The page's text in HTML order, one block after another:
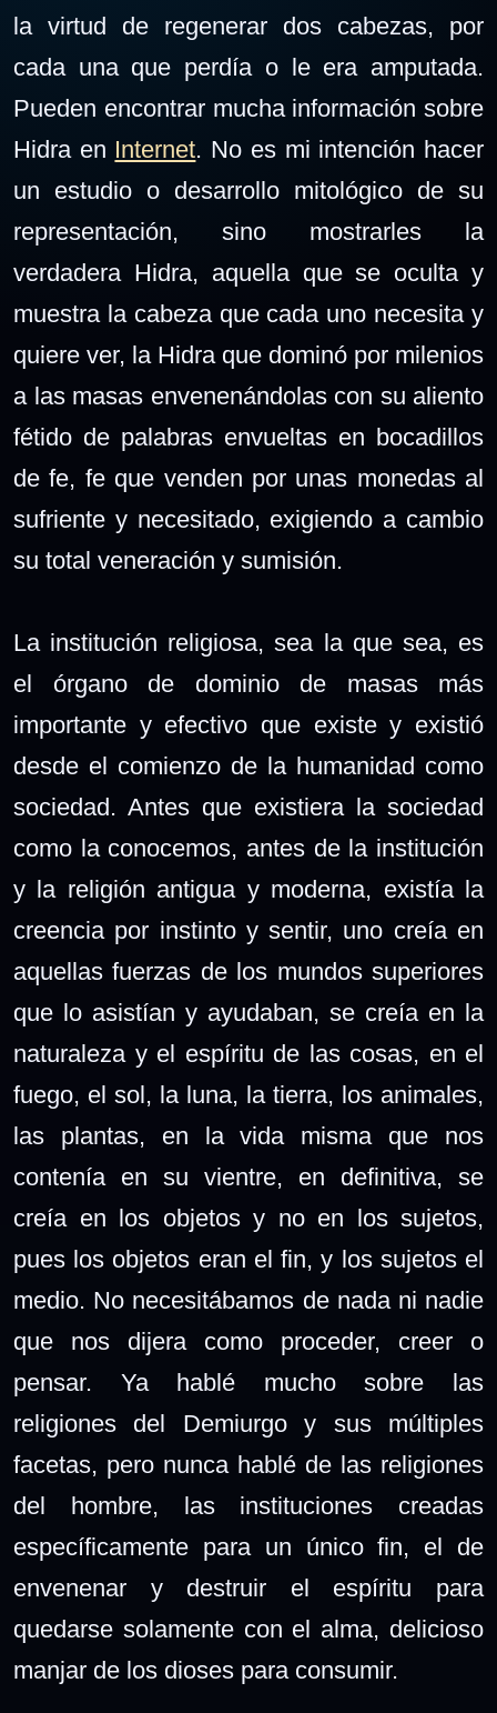
la virtud de regenerar dos cabezas, por
cada una que perdía o le era amputada.
Pueden encontrar mucha información sobre
Hidra en Internet. No es mi intención hacer
un estudio o desarrollo mitológico de su
representación, sino mostrarles la
verdadera Hidra, aquella que se oculta y
muestra la cabeza que cada uno necesita y
quiere ver, la Hidra que dominó por milenios
a las masas envenenándolas con su aliento
fétido de palabras envueltas en bocadillos
de fe, fe que venden por unas monedas al
sufriente y necesitado, exigiendo a cambio
su total veneración y sumisión.
La institución religiosa, sea la que sea, es
el órgano de dominio de masas más
importante y efectivo que existe y existió
desde el comienzo de la humanidad como
sociedad. Antes que existiera la sociedad
como la conocemos, antes de la institución
y la religión antigua y moderna, existía la
creencia por instinto y sentir, uno creía en
aquellas fuerzas de los mundos superiores
que lo asistían y ayudaban, se creía en la
naturaleza y el espíritu de las cosas, en el
fuego, el sol, la luna, la tierra, los animales,
las plantas, en la vida misma que nos
contenía en su vientre, en definitiva, se
creía en los objetos y no en los sujetos,
pues los objetos eran el fin, y los sujetos el
medio. No necesitábamos de nada ni nadie
que nos dijera como proceder, creer o
pensar. Ya hablé mucho sobre las
religiones del Demiurgo y sus múltiples
facetas, pero nunca hablé de las religiones
del hombre, las instituciones creadas
específicamente para un único fin, el de
envenenar y destruir el espíritu para
quedarse solamente con el alma, delicioso
manjar de los dioses para consumir.